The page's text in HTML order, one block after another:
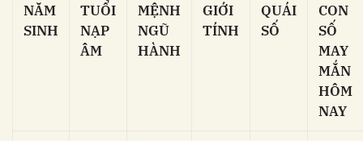
NĂM
SINH
TUỔI
NẠP
ÂM
MỆNH
NGŨ
HÀNH
GIỚI
TÍNH
QUÁI
SỐ
CON
SỐ
MAY
MẮN
HÔM
NAY